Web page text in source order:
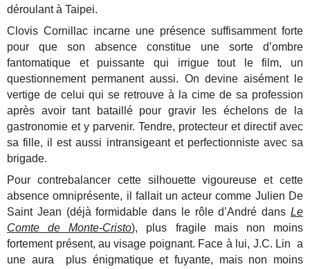
déroulant à Taipei.
Clovis Cornillac incarne une présence suffisamment forte
pour que son absence constitue une sorte d’ombre
fantomatique et puissante qui irrigue tout le film, un
questionnement permanent aussi. On devine aisément le
vertige de celui qui se retrouve à la cime de sa profession
après avoir tant bataillé pour gravir les échelons de la
gastronomie et y parvenir. Tendre, protecteur et directif avec
sa fille, il est aussi intransigeant et perfectionniste avec sa
brigade.
Pour contrebalancer cette silhouette vigoureuse et cette
absence omniprésente, il fallait un acteur comme Julien De
Saint Jean (déjà formidable dans le rôle d’André dans Le
Comte de Monte-Cristo), plus fragile mais non moins
fortement présent, au visage poignant. Face à lui, J.C. Lin a
une aura plus énigmatique et fuyante, mais non moins